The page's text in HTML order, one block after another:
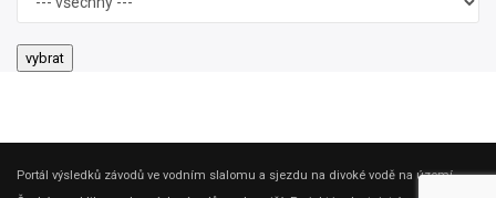
Portál výsledků závodů ve vodním slalomu a sjezdu na divoké vodě na území